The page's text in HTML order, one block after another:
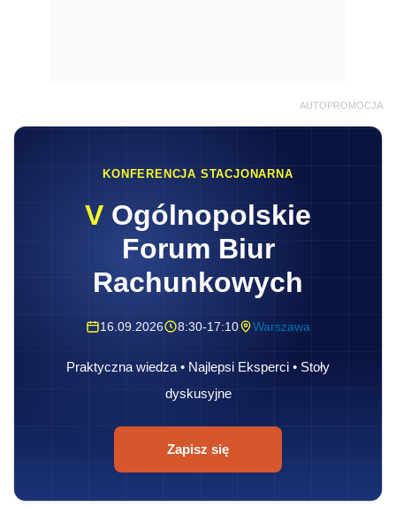
AUTOPROMOCJA
KONFERENCJA STACJONARNA
V Ogólnopolskie
Forum Biur
Rachunkowych
16.09.2026 8:30-17:10 Warszawa
Praktyczna wiedza • Najlepsi Eksperci • Stoły
dyskusyjne
Zapisz się